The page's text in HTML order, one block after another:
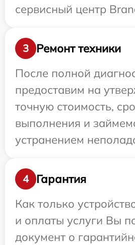
сервисный центр
3
Ремонт техники
После полной
предоставим на
точную стоимость,
выполнения и
устранением
4
Гарантия
Как только
и оплаты услуги Вы
документ о